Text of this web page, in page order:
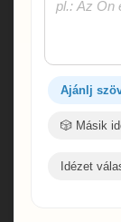
Ajánlj
🎲 Másik
Idézet